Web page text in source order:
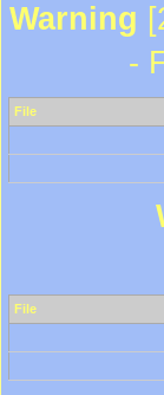
Warning
-
File
File